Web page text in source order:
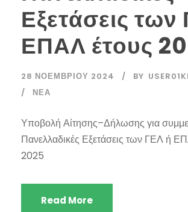
Εξετάσεις
ΕΠΑΛ έτους
28 ΝΟΕΜΒΡΊΟΥ 2024 BY
ΝΈΑ
Υποβολή Αίτησης–Δήλωσης για
Πανελλαδικές Εξετάσεις των ΓΕΛ ή
2025
Read More